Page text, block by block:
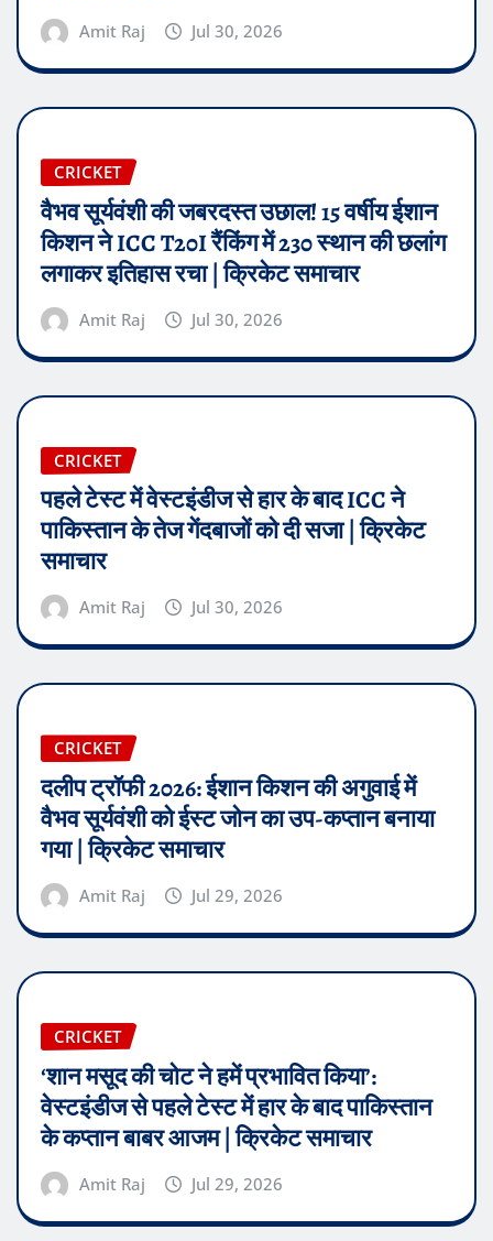
Amit Raj Jul 30, 2026
CRICKET
वैभव सूर्यवंशी की जबरदस्त उछाल! 15 वर्षीय ईशान
किशन ने ICC T20I रैंकिंग में 230 स्थान की छलांग
लगाकर इतिहास रचा | क्रिकेट समाचार
Amit Raj Jul 30, 2026
CRICKET
पहले टेस्ट में वेस्टइंडीज से हार के बाद ICC ने
पाकिस्तान के तेज गेंदबाजों को दी सजा | क्रिकेट
समाचार
Amit Raj Jul 30, 2026
CRICKET
दलीप ट्रॉफी 2026: ईशान किशन की अगुवाई में
वैभव सूर्यवंशी को ईस्ट जोन का उप-कप्तान बनाया
गया | क्रिकेट समाचार
Amit Raj Jul 29, 2026
CRICKET
‘शान मसूद की चोट ने हमें प्रभावित किया’:
वेस्टइंडीज से पहले टेस्ट में हार के बाद पाकिस्तान
के कप्तान बाबर आजम | क्रिकेट समाचार
Amit Raj Jul 29, 2026